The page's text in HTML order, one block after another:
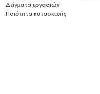
Δείγματα εργασιών
Ποιότητα κατασκευής